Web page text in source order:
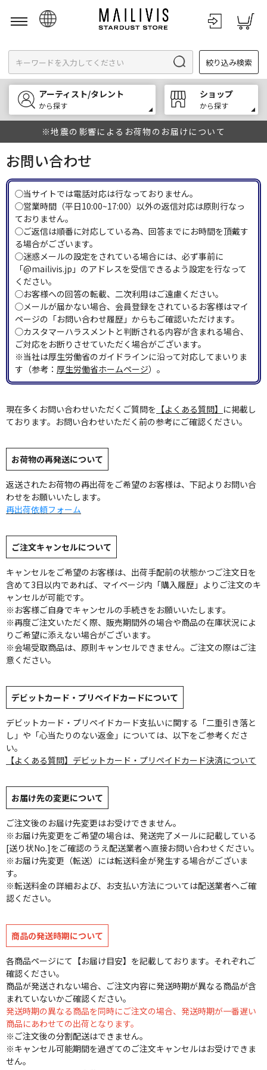
English
한국어
中文
絞り込み検索
アーティスト/タレント
から探す
ショップ
から探す
※地震の影響によるお荷物のお届けについて
お問い合わせ
◯当サイトでは電話対応は行なっておりません。
◯営業時間（平日10:00~17:00）以外の返信対応は原則行なっ
ておりません。
◯ご返信は順番に対応している為、回答までにお時間を頂戴す
る場合がございます。
◯迷惑メールの設定をされている場合には、必ず事前に
「@mailivis.jp」のアドレスを受信できるよう設定を行なって
ください。
◯お客様への回答の転載、二次利用はご遠慮ください。
◯メールが届かない場合、会員登録をされているお客様はマイ
ページの「お問い合わせ履歴」からもご確認いただけます。
◯カスタマーハラスメントと判断される内容が含まれる場合、
ご対応をお断りさせていただく場合がございます。
※当社は厚生労働省のガイドラインに沿って対応してまいりま
す（参考： 厚生労働省ホームページ）。
現在多くお問い合わせいただくご質問を 【よくある質問】 に掲載し
ております。お問い合わせいただく前の参考にご確認ください。
お荷物の再発送について
返送されたお荷物の再出荷をご希望のお客様は、下記よりお問い合
わせをお願いいたします。
再出荷依頼フォーム
ご注文キャンセルについて
キャンセルをご希望のお客様は、出荷手配前の状態かつご注文日を
含めて3日以内であれば、マイページ内「購入履歴」よりご注文のキ
ャンセルが可能です。
※お客様ご自身でキャンセルの手続きをお願いいたします。
※再度ご注文いただく際、販売期間外の場合や商品の在庫状況によ
りご希望に添えない場合がございます。
※会場受取商品は、原則キャンセルできません。ご注文の際はご注
意ください。
デビットカード・プリペイドカードについて
デビットカード・プリペイドカード支払いに関する「二重引き落と
し」や「心当たりのない返金」については、以下をご参考くださ
い。
【よくある質問】デビットカード・プリペイドカード決済について
お届け先の変更について
ご注文後のお届け先変更はお受けできません。
※お届け先変更をご希望の場合は、発送完了メールに記載している
[送り状No.]をご確認のうえ配送業者へ直接お問い合わせください。
※お届け先変更（転送）には転送料金が発生する場合がございま
す。
※転送料金の詳細および、お支払い方法については配送業者へご確
認ください。
商品の発送時期について
各商品ページにて【お届け目安】を記載しております。それぞれご
確認ください。
商品が発送されない場合、ご注文内容に発送時期が異なる商品が含
まれていないかご確認ください。
発送時期の異なる商品を同時にご注文の場合、発送時期が一番遅い
商品にあわせての出荷となります。
※ご注文後の分割配送はできません。
※キャンセル可能期間を過ぎてのご注文キャンセルはお受けできま
せん。